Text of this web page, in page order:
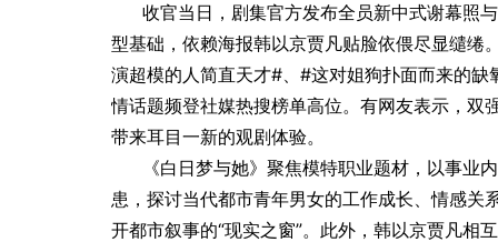
收官当日，剧集官方发布全员新中式谢幕照
型基础，依赖海报韩以京贾凡贴脸依偎尽显缱绻
演超模的人简直天才#、#这对姐狗扑面而来的
情话题频登社媒热搜榜单高位。有网友表示，双
带来耳目一新的观剧体验。
《白日梦与她》聚焦模特职业题材，以事业
患，探讨当代都市青年男女的工作成长、情感关
开都市叙事的“现实之窗”。此外，韩以京贾凡相